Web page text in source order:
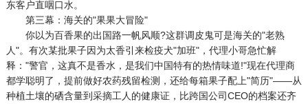
东客户直咽口水。
第三幕：海关的"果果大冒险"
你以为百香果的出国路一帆风顺?这群调皮鬼可是海关的"老熟
人"。有次某批果子因为太香引来检疫犬"加班"，代理小哥急忙解
释："警官，这真不是香水，是我们中国特有的热情味道!"现在代理商
都学聪明了，提前做好农药残留检测，还给每箱果子配上"简历"——从
种植土壤的硒含量到采摘工人的健康证，比跨国公司CEO的档案还齐